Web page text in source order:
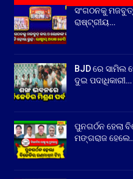
ସଂଗଠନକୁ
ରାଷ୍ଟ୍ରୀୟ…
BJD ରେ ସାମିଲ
ଦୁଇ ପଦାଧିକାରୀ…
ପୁନଗର୍ଠନ ହେଲା
ମଙ୍ଗରାଜ